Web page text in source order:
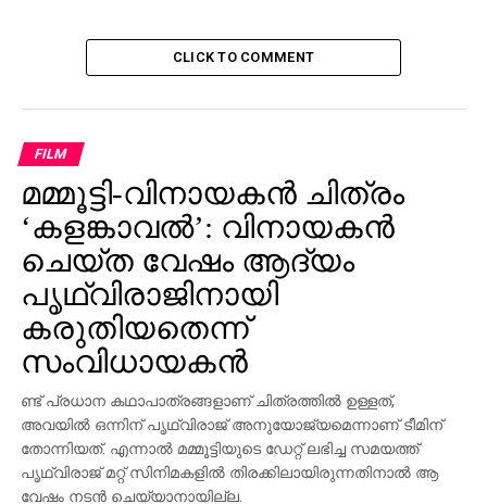
വേദന കൊണ്ട് അലറിക്കരഞ്ഞിട്ടും മര്‍ദനം
നിര്‍ത്തിയില്ല. മറ്റു കുട്ടികള്‍ ഇതുകണ്ട്
അമ്പരന്നിരിക്കുകയായിരുന്നുവെന്നും വിദ്യാര്‍ത്ഥി
ഇടതു കയ്യില്‍ എല്ലിന് പൊട്ടല്‍ കണ്ടതിനെതുടര്‍ന്ന്
പ്ലാസ്റ്ററിട്ടിട്ടുണ്ട്.
സംഭവം അറിഞ്ഞ് രക്ഷിതാക്കള്‍ സ്‌കൂളില്‍
എത്തിയതോടെ പ്രിന്‍സിപ്പാല്‍ പണം വാഗ്ദാനം ചെയ്ത്
പ്രശ്‌നം ഒതുക്കിത്തീര്‍ക്കാന്‍ ശ്രമം നടത്തിയതായും
ആക്ഷേപമുണ്ട്. ഷീജ അടുത്ത കാലത്താണ് സ്ഥലം മാറി
വാളത്തുംഗല്‍ ഹയര്‍ സെക്കന്ററി സ്‌കൂളില്‍ എത്തിയത്.
RELATED TOPICS:
UP NEXT
രഞ്ജിയില്‍ കേരളത്തിനെതിരെ ഗോവ പതറുന്നു
DON'T MISS
CLICK TO COMMENT
FILM
മമ്മൂട്ടി-വിനായകന്‍ ചിത്രം
‘കളങ്കാവല്‍’: വിനായകന്‍
ചെയ്ത വേഷം ആദ്യം
പൃഥ്വിരാജിനായി
കരുതിയതെന്ന്
സംവിധായകന്‍
ണ്ട് പ്രധാന കഥാപാത്രങ്ങളാണ് ചിത്രത്തില്‍ ഉള്ളത്,
അവയില്‍ ഒന്നിന് പൃഥ്വിരാജ് അനുയോജ്യമെന്നാണ് ടീമിന്
തോന്നിയത്. എന്നാല്‍ മമ്മൂട്ടിയുടെ ഡേറ്റ് ലഭിച്ച സമയത്ത്
പൃഥ്വിരാജ് മറ്റ് സിനിമകളില്‍ തിരക്കിലായിരുന്നതിനാല്‍ ആ
വേഷം നടന്‍ ചെയ്യാനായില്ല.